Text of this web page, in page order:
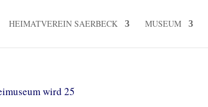
HEIMATVEREIN SAERBECK MUSEUM